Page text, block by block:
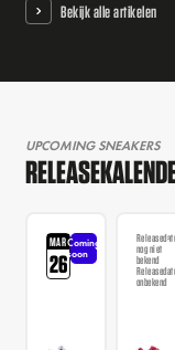
Bekijk alle artikelen
UPCOMING SNEAKERS
MAR
26
Coming
soon
nog niet
bekend
onbekend